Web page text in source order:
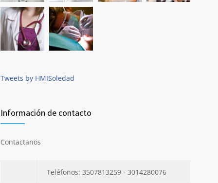
Tweets by HMISoledad
Información de contacto
Contactanos
Teléfonos: 3507813259 - 3014280076